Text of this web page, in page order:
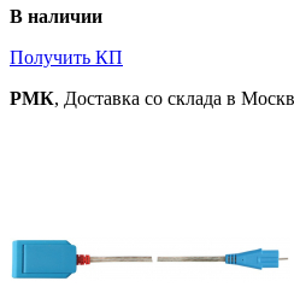
В наличии
Получить КП
РМК, Доставка со склада в